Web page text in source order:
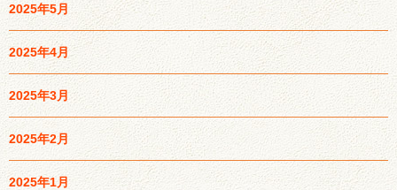
2025年5月
2025年4月
2025年3月
2025年2月
2025年1月